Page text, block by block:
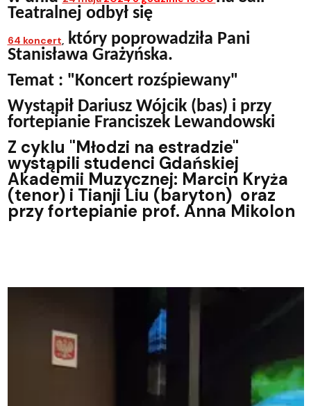
Teatralnej odbył się
64 koncertktóry poprowadziła Pani
Stanisława Grażyńska.
Temat : "Koncert rozśpiewany"
Wystąpił Dariusz Wójcik (bas) i przy
fortepianie Franciszek Lewandowski
Z cyklu "Młodzi na estradzie"
wystąpili studenci Gdańskiej
Akademii Muzycznej: Marcin Kryża
(tenor) i Tianji Liu (baryton) oraz
przy fortepianie prof. Anna Mikolon